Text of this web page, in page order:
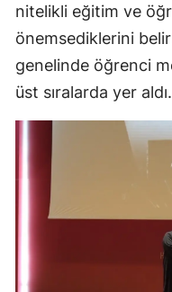
nitelikli eğitim ve
önemsediklerini
genelinde öğrenci
üst sıralarda yer aldı.